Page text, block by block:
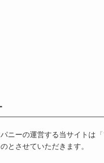
ニーの運営する当サイトは
とさせていただきます。